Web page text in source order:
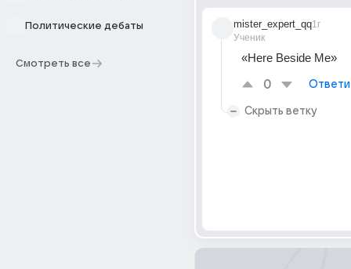
Политические дебаты
Смотреть все
mister_expert_qq
Ученик
1г
«Here Beside Me»
0
Скрыть ветку